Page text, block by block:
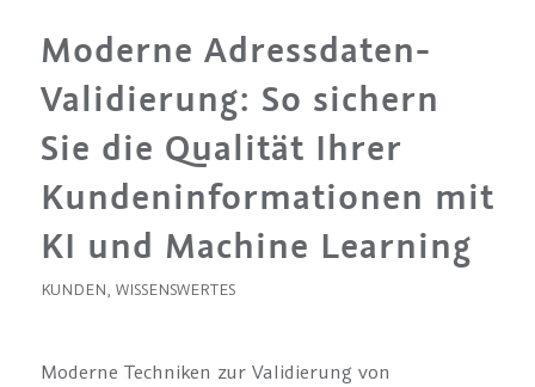
Moderne Adressdaten-
Validierung: So sichern
Sie die Qualität Ihrer
Kundeninformationen mit
KI und Machine Learning
KUNDEN, WISSENSWERTES
Moderne Techniken zur Validierung von